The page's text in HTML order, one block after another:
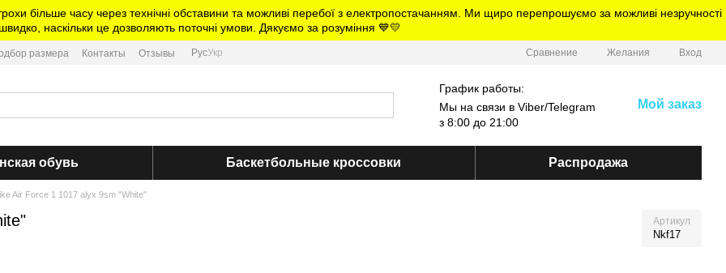
більше часу через технічні обставини та можливі перебої з електропостачанням. Ми щиро перепрошуємо за можливі незручності
наскільки це дозволяють поточні умови. Дякуємо за розуміння 💙💛
размера Контакты Отзывы РусУкр Сравнение Желания Вход
График работы:
Мы на связи в Viber/Telegram
з 8:00 до 21:00
Мой заказ
обувь Баскетбольные кроссовки Распродажа
Air Force 1 1017 alyx 9sm "White"
Артикул
Nkf17